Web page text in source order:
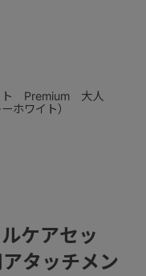
ト Premium 大人
ホワイト）
ケアセッ
タッチメン